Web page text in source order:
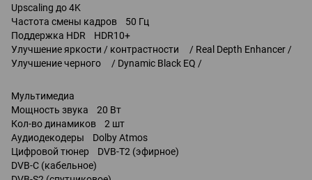
Upscaling до 4K
Частота смены кадров 50 Гц
Поддержка HDR HDR10+
Улучшение яркости / контрастности / Real Depth Enhancer /
Улучшение черного / Dynamic Black EQ /
Мультимедиа
Мощность звука 20 Вт
Кол-во динамиков 2 шт
Аудиодекодеры Dolby Atmos
Цифровой тюнер DVB-T2 (эфирное)
DVB-C (кабельное)